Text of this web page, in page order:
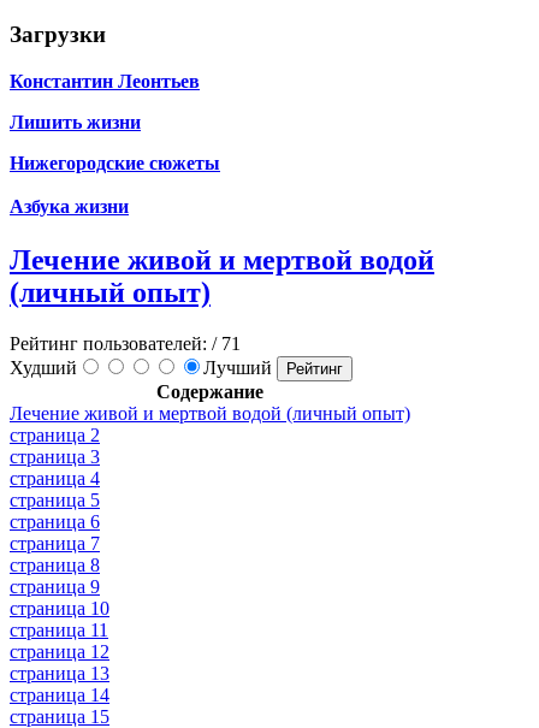
Загрузки
Константин Леонтьев
Лишить жизни
Нижегородские сюжеты
Азбука жизни
Лечение живой и мертвой водой
(личный опыт)
Рейтинг пользователей: / 71
Худший
Лучший
Содержание
Лечение живой и мертвой водой (личный опыт)
страница 2
страница 3
страница 4
страница 5
страница 6
страница 7
страница 8
страница 9
страница 10
страница 11
страница 12
страница 13
страница 14
страница 15